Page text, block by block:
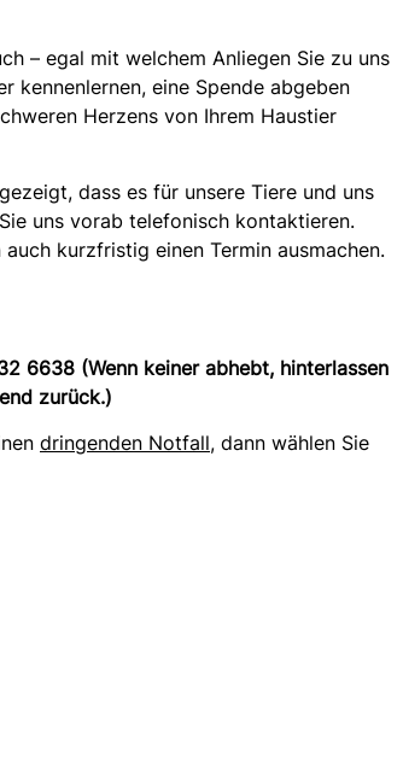
– egal mit welchem Anliegen Sie zu uns
kennenlernen, eine Spende abgeben
Herzens von Ihrem Haustier
dass es für unsere Tiere und uns
uns vorab telefonisch kontaktieren.
kurzfristig einen Termin ausmachen.
6638 (Wenn keiner abhebt, hinterlassen
zurück.)
dringenden Notfall, dann wählen Sie